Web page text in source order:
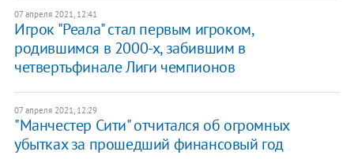
07 апреля 2021, 12:41
Игрок "Реала" стал первым игроком,
родившимся в 2000-х, забившим в
четвертьфинале Лиги чемпионов
07 апреля 2021, 12:29
"Манчестер Сити" отчитался об огромных
убытках за прошедший финансовый год